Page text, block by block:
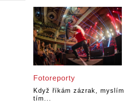
Fotoreporty
Když říkám zázrak, myslím
tím...